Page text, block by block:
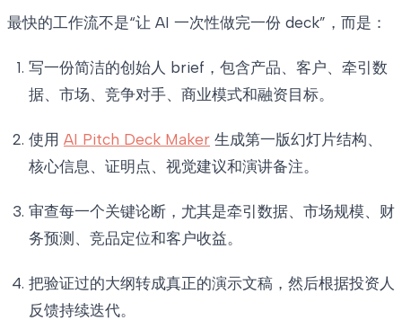
最快的工作流不是“让 AI 一次性做完一份 deck”，而是：
写一份简洁的创始人 brief，包含产品、客户、牵引数
据、市场、竞争对手、商业模式和融资目标。
使用 AI Pitch Deck Maker 生成第一版幻灯片结构、
核心信息、证明点、视觉建议和演讲备注。
审查每一个关键论断，尤其是牵引数据、市场规模、财
务预测、竞品定位和客户收益。
把验证过的大纲转成真正的演示文稿，然后根据投资人
反馈持续迭代。